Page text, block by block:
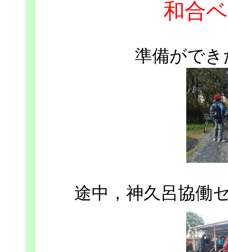
和合
準備がで
途中，神久呂協働